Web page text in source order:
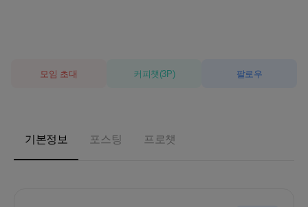
모임 초대 커피챗 (3P) 팔로우
기본정보 포스팅 프로챗